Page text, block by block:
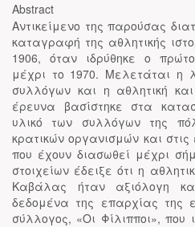
Abstract
Αντικείμενο της παρούσας
καταγραφή της αθλητικής
1906, όταν ιδρύθηκε ο
μέχρι το 1970. Μελετάται η
συλλόγων και η αθλητική
έρευνα βασίστηκε στα
υλικό των συλλόγων της
κρατικών οργανισμών και
που έχουν διασωθεί μέχρι
στοιχείων έδειξε ότι η
Καβάλας ήταν αξιόλογη
δεδομένα της επαρχίας της
σύλλογος, «Οι Φίλιπποι», που